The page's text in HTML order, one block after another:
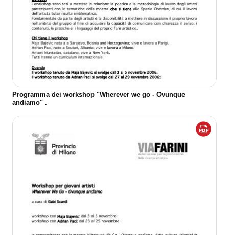
Programma dei workshop "Wherever we go - Ovunque
andiamo" .